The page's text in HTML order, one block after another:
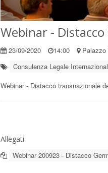
Webinar -
23/09/2020 14:00
Palazzo
Consulenza Legale
Webinar - Distacco transnazionale
Allegati
Webinar 200923 - Distacco